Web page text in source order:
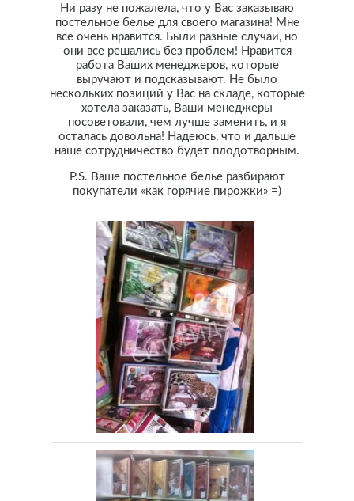
Ни разу не пожалела, что у Вас заказываю
постельное белье для своего магазина! Мне
все очень нравится. Были разные случаи, но
они все решались без проблем! Нравится
работа Ваших менеджеров, которые
выручают и подсказывают. Не было
нескольких позиций у Вас на складе, которые
хотела заказать, Ваши менеджеры
посоветовали, чем лучше заменить, и я
осталась довольна! Надеюсь, что и дальше
наше сотрудничество будет плодотворным.
P.S. Ваше постельное белье разбирают
покупатели «как горячие пирожки» =)